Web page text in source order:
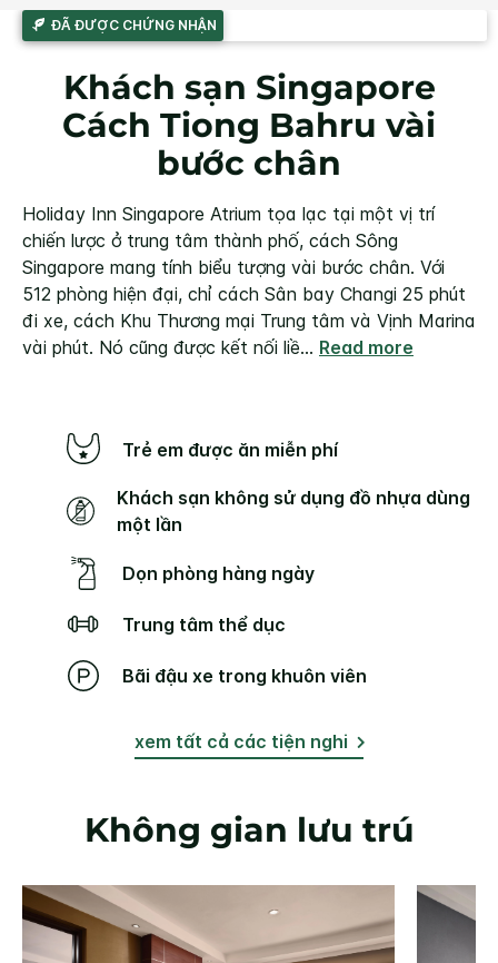
ĐÃ ĐƯỢC CHỨNG NHẬN
Khách sạn Singapore
Cách Tiong Bahru vài
bước chân
Holiday Inn Singapore Atrium tọa lạc tại một vị trí
chiến lược ở trung tâm thành phố, cách Sông
Singapore mang tính biểu tượng vài bước chân. Với
512 phòng hiện đại, chỉ cách Sân bay Changi 25 phút
đi xe, cách Khu Thương mại Trung tâm và Vịnh Marina
vài phút. Nó cũng được kết nối liề... Read more
Trẻ em được ăn miễn phí
Khách sạn không sử dụng đồ nhựa dùng
một lần
Dọn phòng hàng ngày
Trung tâm thể dục
Bãi đậu xe trong khuôn viên
xem tất cả các tiện nghi
Không gian lưu trú